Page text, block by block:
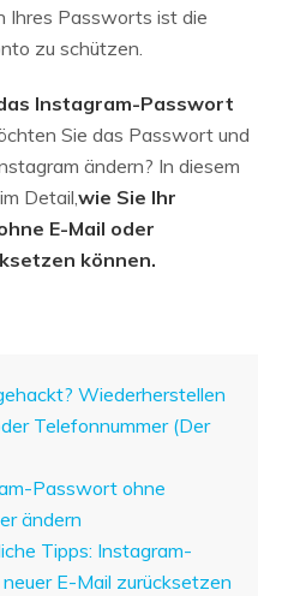
Ihres Passworts ist die
zu schützen.
Instagram-Passwort
Sie das Passwort und
ändern? In diesem
Detail,wie Sie Ihr
E-Mail oder
können.
Wiederherstellen
Telefonnummer (Der
Passwort ohne
ändern
Tipps: Instagram-
E-Mail zurücksetzen